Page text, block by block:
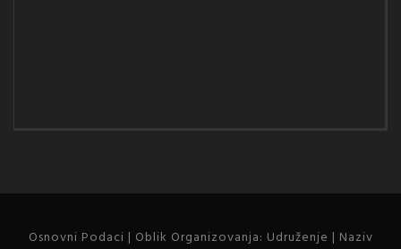
Osnovni Podaci | Oblik Organizovanja: Udruženje | Naziv